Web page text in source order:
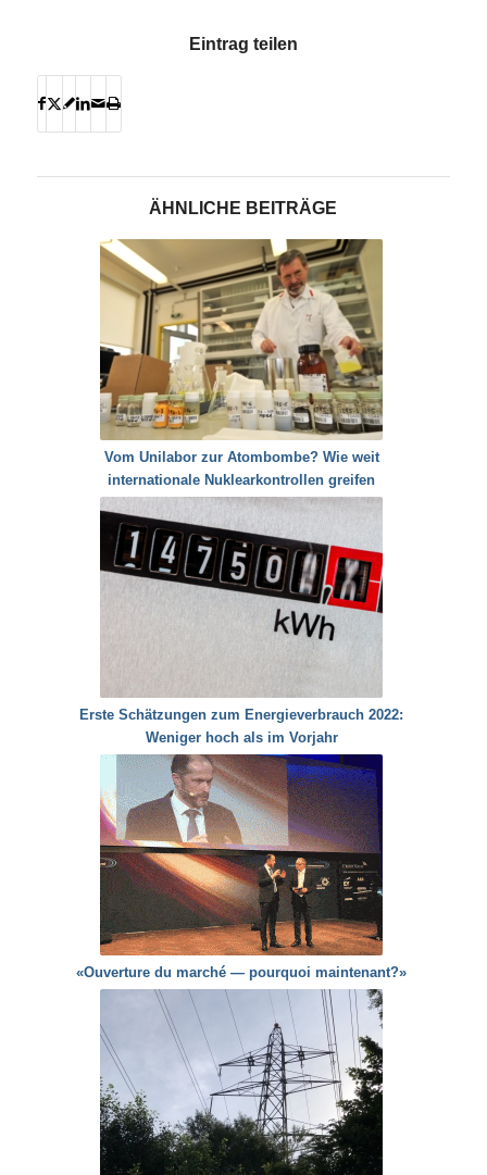
Eintrag teilen
ÄHNLICHE BEITRÄGE
Vom Unilabor zur Atombombe? Wie weit
internationale Nuklearkontrollen greifen
Erste Schätzungen zum Energieverbrauch 2022:
Weniger hoch als im Vorjahr
«Ouverture du marché — pourquoi maintenant?»